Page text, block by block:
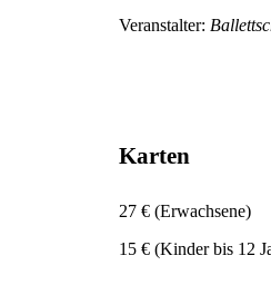
Veranstalter:
Karten
27 € (Erwachsene)
15 € (Kinder bis 12